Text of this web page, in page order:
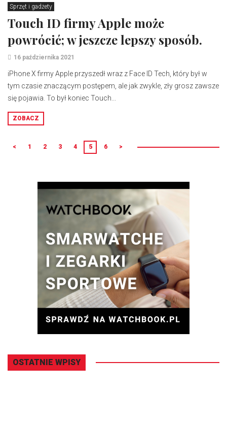
Sprzęt i gadżety
Touch ID firmy Apple może
powrócić; w jeszcze lepszy sposób.
16 października 2021
iPhone X firmy Apple przyszedł wraz z Face ID Tech, który był w
tym czasie znaczącym postępem, ale jak zwykle, zły grosz zawsze
się pojawia. To był koniec Touch...
ZOBACZ
< 1 2 3 4 5 6 >
OSTATNIE WPISY